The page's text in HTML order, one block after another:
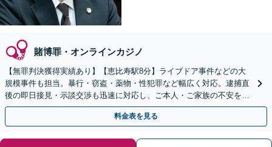
賭博罪・オンラインカジノ
【無罪判決獲得実績あり】【恵比寿駅8分】ライブドア事件などの大
規模事件も担当。暴行・窃盗・薬物・性犯罪など幅広く対応。逮捕直
後の即日接見・示談交渉も迅速に対応し、ご本人・ご家族の不安を最
小限に抑えます。【初回相談可能】【WEB面談可能】
料金表を見る